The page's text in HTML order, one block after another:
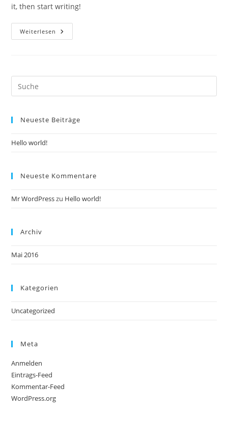
it, then start writing!
Weiterlesen Hello
World!
Neueste Beiträge
Hello world!
Neueste Kommentare
Mr WordPresszu Hello world!
Archiv
Mai 2016
Kategorien
Uncategorized
Meta
Anmelden
Eintrags-Feed
Kommentar-Feed
WordPress.org